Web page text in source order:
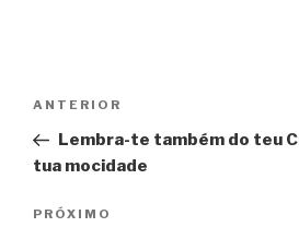
Post
Post
anterior
ANTERIOR
Lembra-te também do teu
tua mocidade
Próximo
PRÓXIMO